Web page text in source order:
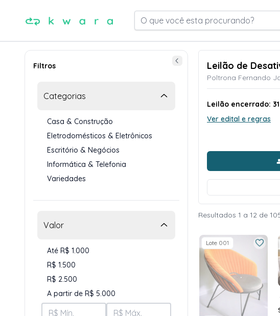
O que você esta procurando?
Filtros
Categorias
Casa & Construção
Eletrodomésticos & Eletrônicos
Escritório & Negócios
Informática & Telefonia
Variedades
Valor
Até R$ 1.000
R$ 1.500
R$ 2.500
A partir de R$ 5.000
Leilão de
Poltrona Fernando
Leilão encerrado:
Ver edital e regras
Resultados 1 a 12 de
Lote 001